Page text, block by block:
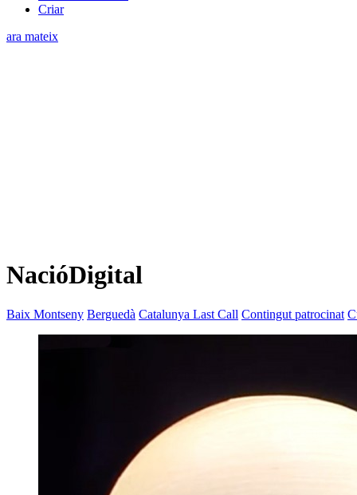
Criar
ara mateix
NacióDigital
Baix Montseny Berguedà Catalunya Last Call Contingut patrocinat